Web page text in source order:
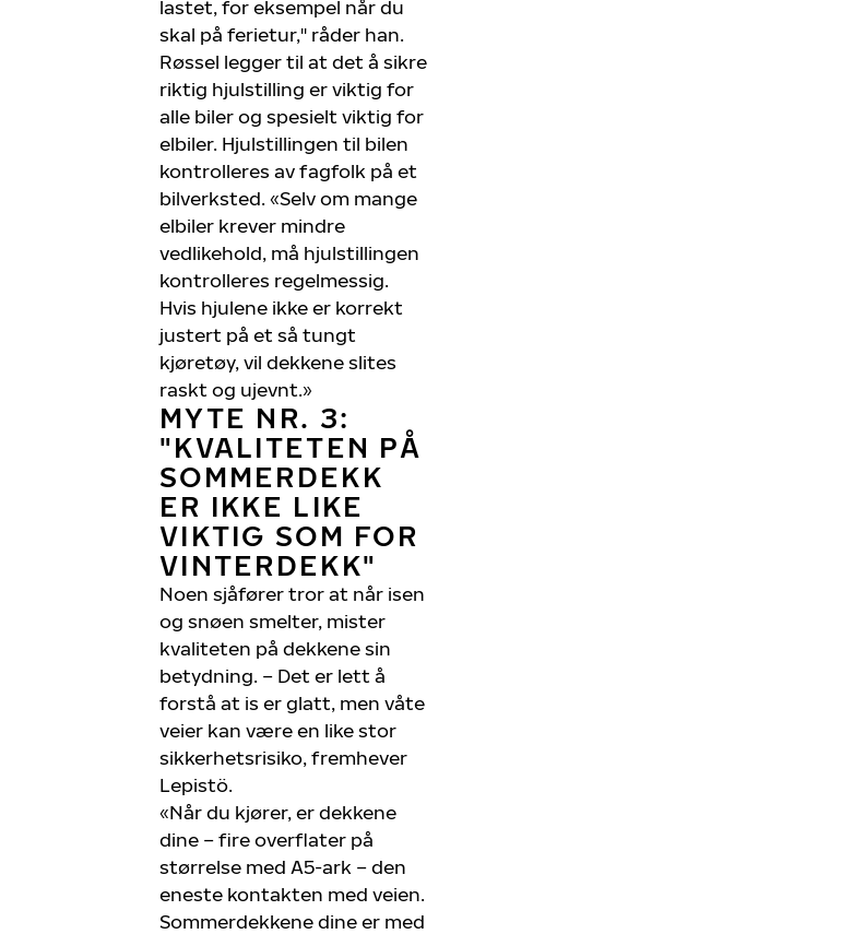
lastet, for eksempel når du
skal på ferietur," råder han.
Røssel legger til at det å sikre
riktig hjulstilling er viktig for
alle biler og spesielt viktig for
elbiler. Hjulstillingen til bilen
kontrolleres av fagfolk på et
bilverksted. «Selv om mange
elbiler krever mindre
vedlikehold, må hjulstillingen
kontrolleres regelmessig.
Hvis hjulene ikke er korrekt
justert på et så tungt
kjøretøy, vil dekkene slites
raskt og ujevnt.»
MYTE NR. 3:
"KVALITETEN PÅ
SOMMERDEKK
ER IKKE LIKE
VIKTIG SOM FOR
VINTERDEKK"
Noen sjåfører tror at når isen
og snøen smelter, mister
kvaliteten på dekkene sin
betydning. – Det er lett å
forstå at is er glatt, men våte
veier kan være en like stor
sikkerhetsrisiko, fremhever
Lepistö.
«Når du kjører, er dekkene
dine – fire overflater på
størrelse med A5-ark – den
eneste kontakten med veien.
Sommerdekkene dine er med